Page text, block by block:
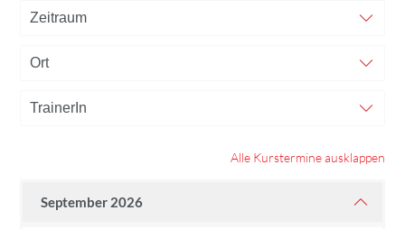
Alle Kurstermine ausklappen
September 2026